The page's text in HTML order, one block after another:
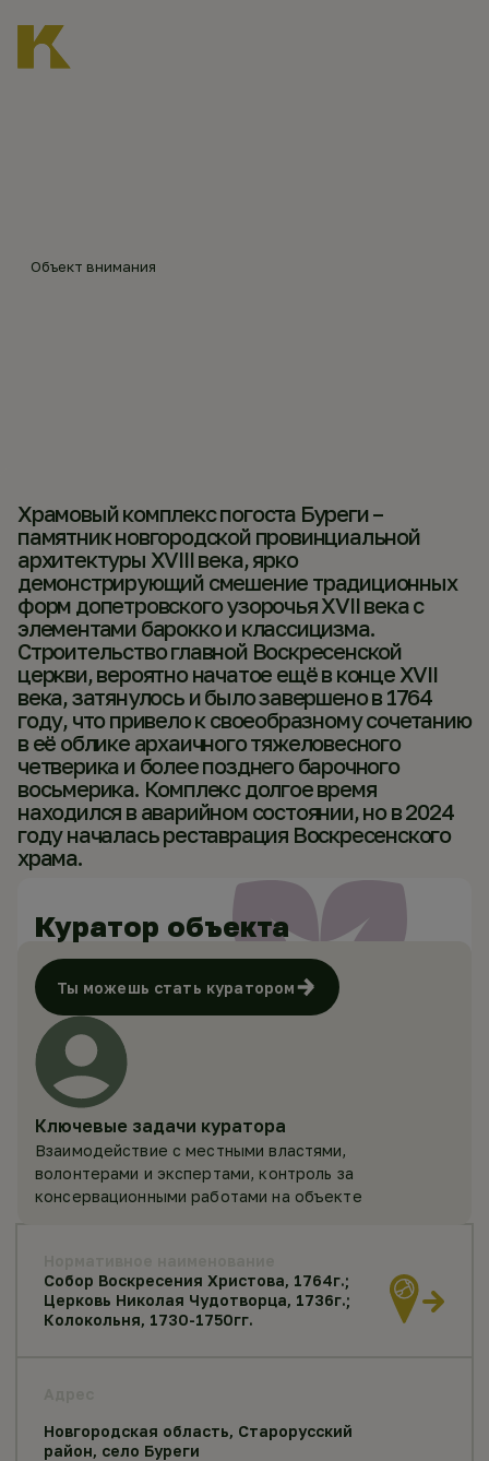
(soboОбъект внимания
Храмовый комплекс погоста Буреги –
памятник новгородской провинциальной
архитектуры XVIII века, ярко
демонстрирующий смешение традиционных
форм допетровского узорочья XVII века с
элементами барокко и классицизма.
Строительство главной Воскресенской
церкви, вероятно начатое ещё в конце XVII
века, затянулось и было завершено в 1764
году, что привело к своеобразному сочетанию
в её облике архаичного тяжеловесного
четверика и более позднего барочного
восьмерика. Комплекс долгое время
находился в аварийном состоянии, но в 2024
году началась реставрация Воскресенского
храма.
Собор Воскресения Христова, 1764г.;
Церковь Николая Чудотворца, 1736г.;
Колокольня, 1730-1750гг.
Новгородская область, Старорусский
район, село Буреги
Куратор объекта
Ты можешь стать куратором
Ключевые задачи куратора
Взаимодействие с местными властями,
волонтерами и экспертами, контроль за
консервационными работами на объекте